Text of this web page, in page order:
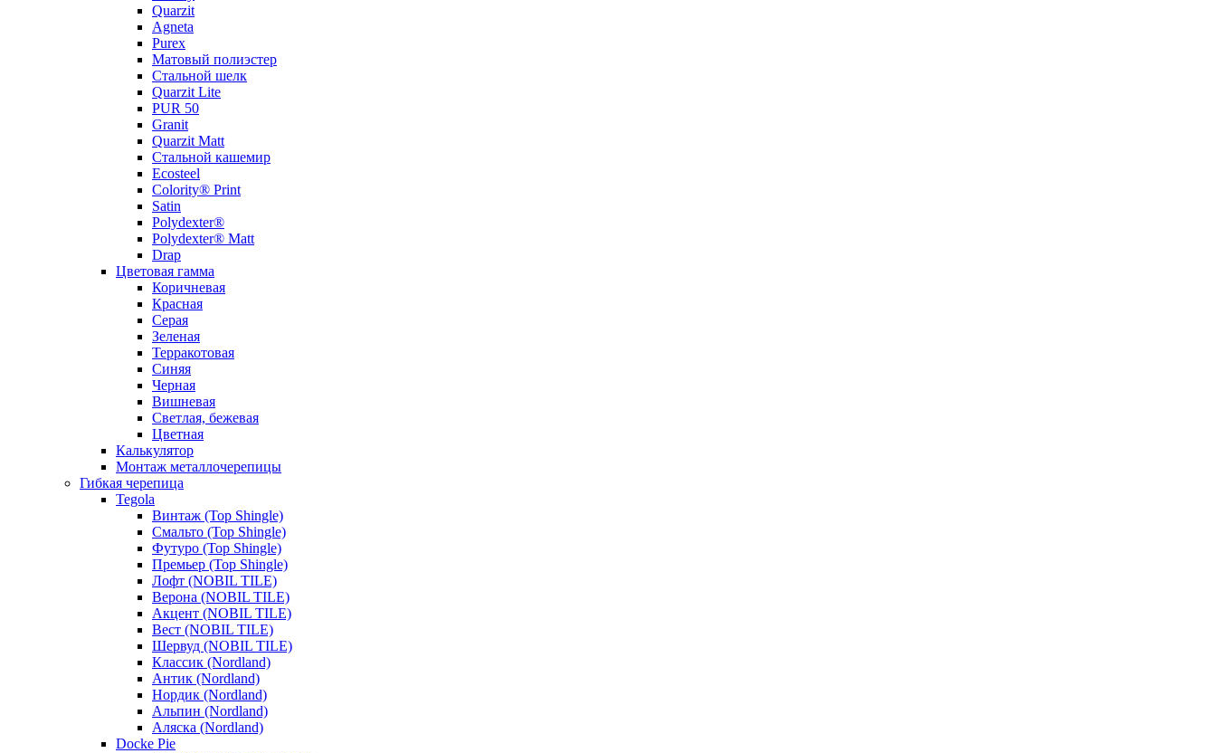
Quarzit
Agneta
Purex
Матовый полиэстер
Стальной шелк
Quarzit Lite
PUR 50
Granit
Quarzit Matt
Стальной кашемир
Ecosteel
Colority® Print
Satin
Polydexter®
Polydexter® Matt
Drap
Цветовая гамма
Коричневая
Красная
Серая
Зеленая
Терракотовая
Синяя
Черная
Вишневая
Светлая, бежевая
Цветная
Калькулятор
Монтаж металлочерепицы
Гибкая черепица
Tegola
Винтаж (Top Shingle)
Смальто (Top Shingle)
Футуро (Top Shingle)
Премьер (Top Shingle)
Лофт (NOBIL TILE)
Верона (NOBIL TILE)
Акцент (NOBIL TILE)
Вест (NOBIL TILE)
Шервуд (NOBIL TILE)
Классик (Nordland)
Антик (Nordland)
Нордик (Nordland)
Альпин (Nordland)
Аляска (Nordland)
Docke Pie